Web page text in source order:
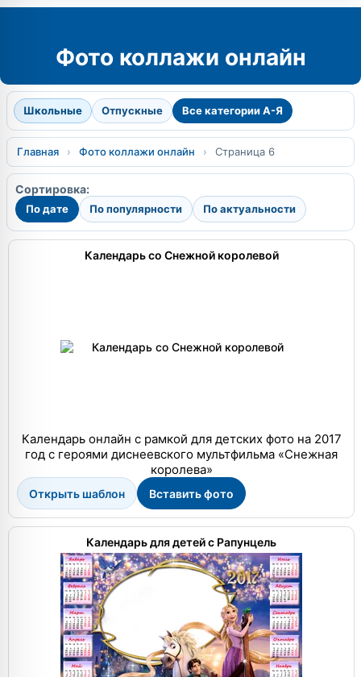
Фото коллажи онлайн
Школьные Отпускные Все категории А-Я
Главная › Фото коллажи онлайн › Страница 6
Сортировка:
По дате По популярности По актуальности
Календарь со Снежной королевой
Календарь онлайн с рамкой для детских фото на 2017
год с героями диснеевского мультфильма «Снежная
королева»
Открыть шаблон Вставить фото
Календарь для детей с Рапунцель